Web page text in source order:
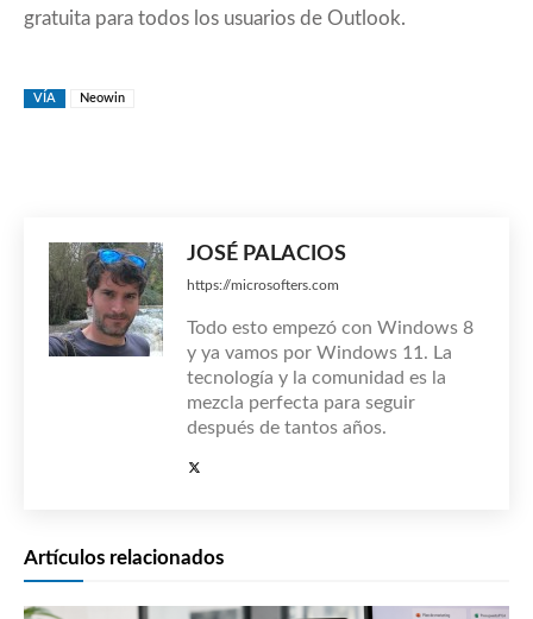
gratuita para todos los usuarios de Outlook.
VÍA Neowin
JOSÉ PALACIOS
https://microsofters.com
Todo esto empezó con Windows 8
y ya vamos por Windows 11. La
tecnología y la comunidad es la
mezcla perfecta para seguir
después de tantos años.
Artículos relacionados